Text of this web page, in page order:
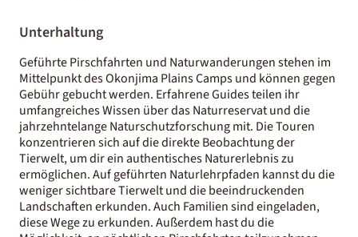
Unterhaltung
Geführte Pirschfahrten und Naturwanderungen stehen im
Mittelpunkt des Okonjima Plains Camps und können gegen
Gebühr gebucht werden. Erfahrene Guides teilen ihr
umfangreiches Wissen über das Naturreservat und die
jahrzehntelange Naturschutzforschung mit. Die Touren
konzentrieren sich auf die direkte Beobachtung der
Tierwelt, um dir ein authentisches Naturerlebnis zu
ermöglichen. Auf geführten Naturlehrpfaden kannst du die
weniger sichtbare Tierwelt und die beeindruckenden
Landschaften erkunden. Auch Familien sind eingeladen,
diese Wege zu erkunden. Außerdem hast du die